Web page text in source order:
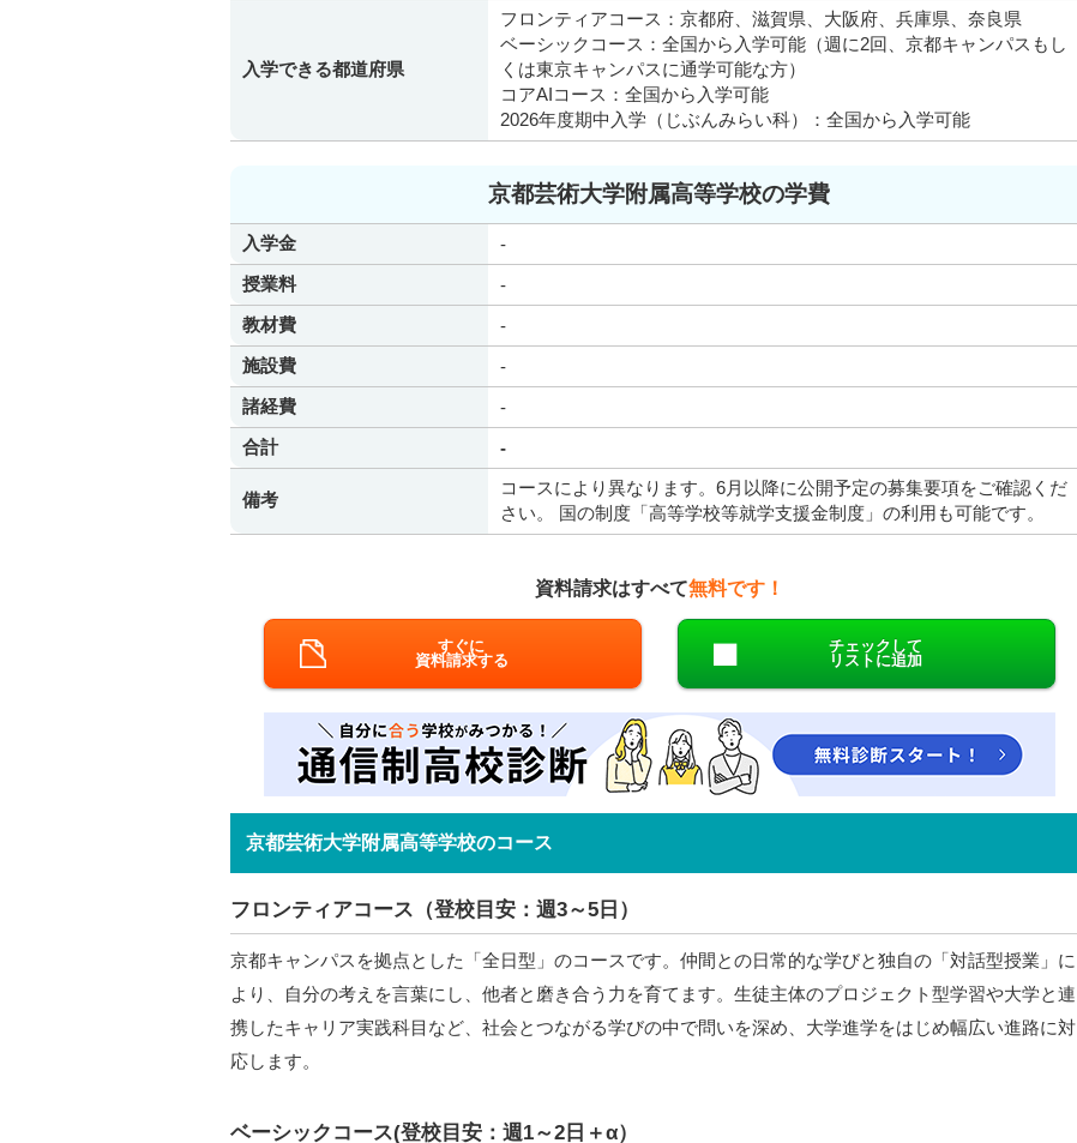
入学できる都道府県
フロンティアコース：京都府、滋賀県、大阪府、兵庫県、奈良県
ベーシックコース：全国から入学可能（週に2回、京都キャンパスもし
くは東京キャンパスに通学可能な方）
コアAIコース：全国から入学可能
2026年度期中入学（じぶんみらい科）：全国から入学可能
京都芸術大学附属高等学校の学費
入学金
-
授業料
-
教材費
-
施設費
-
諸経費
-
合計
-
備考
コースにより異なります。6月以降に公開予定の募集要項をご確認くだ
さい。 国の制度「高等学校等就学支援金制度」の利用も可能です。
資料請求はすべて無料です！
すぐに
資料請求する
チェックして
リストに追加
京都芸術大学附属高等学校のコース
フロンティアコース（登校目安：週3～5日）
京都キャンパスを拠点とした「全日型」のコースです。仲間との日常的な学びと独自の「対話型授業」に
より、自分の考えを言葉にし、他者と磨き合う力を育てます。生徒主体のプロジェクト型学習や大学と連
携したキャリア実践科目など、社会とつながる学びの中で問いを深め、大学進学をはじめ幅広い進路に対
応します。
ベーシックコース(登校目安：週1～2日＋α）